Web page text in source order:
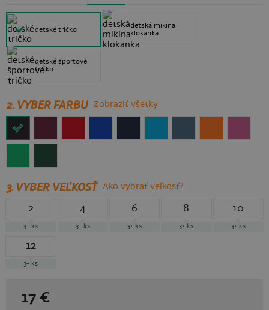
detské tričko
detské športové
tričko
detská mikina
klokanka
2. VYBER FARBU Zobraziť všetky
3.VYBER VEĽKOSŤ Ako vybrať veľkosť?
2
3+ ks
4
3+ ks
6
3+ ks
8
3+ ks
10
3+ ks
12
3+ ks
17 €